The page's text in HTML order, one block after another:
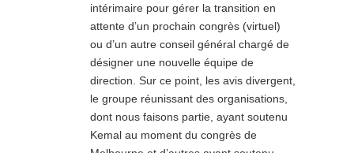
intérimaire pour gérer la transition en
attente d’un prochain congrès (virtuel)
ou d’un autre conseil général chargé de
désigner une nouvelle équipe de
direction. Sur ce point, les avis divergent,
le groupe réunissant des organisations,
dont nous faisons partie, ayant soutenu
Kemal au moment du congrès de